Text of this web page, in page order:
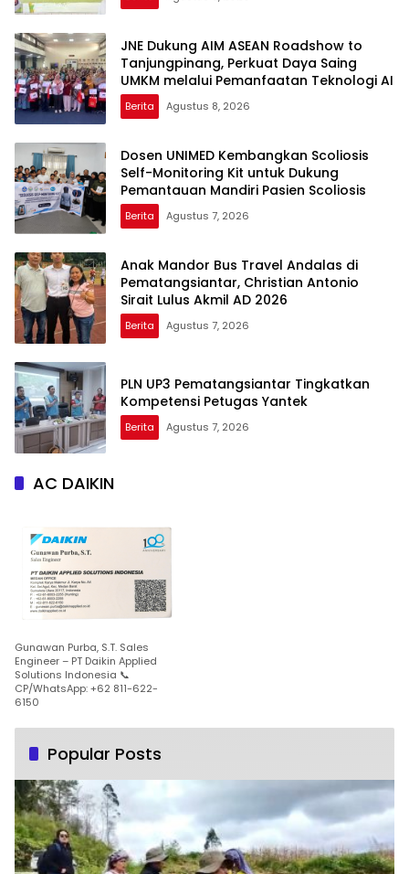
JNE Dukung AIM ASEAN Roadshow to
Tanjungpinang, Perkuat Daya Saing
UMKM melalui Pemanfaatan Teknologi AI
Berita Agustus 8, 2026
Dosen UNIMED Kembangkan Scoliosis
Self-Monitoring Kit untuk Dukung
Pemantauan Mandiri Pasien Scoliosis
Berita Agustus 7, 2026
Anak Mandor Bus Travel Andalas di
Pematangsiantar, Christian Antonio
Sirait Lulus Akmil AD 2026
Berita Agustus 7, 2026
PLN UP3 Pematangsiantar Tingkatkan
Kompetensi Petugas Yantek
Berita Agustus 7, 2026
AC DAIKIN
Gunawan Purba, S.T. Sales
Engineer – PT Daikin Applied
Solutions Indonesia 📞
CP/WhatsApp: +62 811-622-
6150
Popular Posts